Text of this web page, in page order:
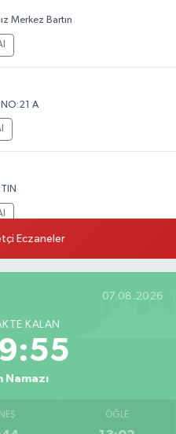
Merkez Bartın
NO:21 A
Eczaneler
07.08.2026
KALAN
Namazı
ÖĞLE